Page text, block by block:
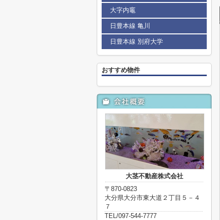
大字内竈
日豊本線 亀川
日豊本線 別府大学
おすすめ物件
大茎不動産株式会社
〒870-0823
大分県大分市東大道２丁目５－４
７
TEL/097-544-7777